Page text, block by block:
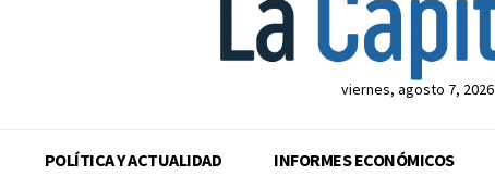
viernes, agosto 7, 2026
POLÍTICA Y ACTUALIDAD INFORMES ECONÓMICOS